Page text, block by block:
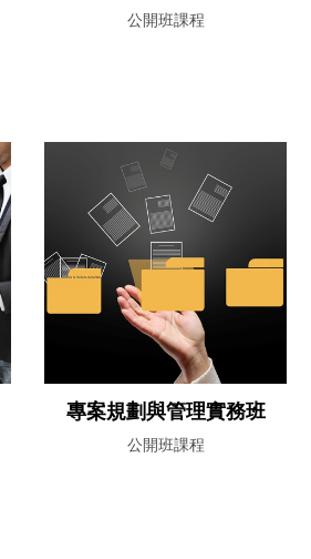
公開班課程
專案規劃與管理實務班
公開班課程